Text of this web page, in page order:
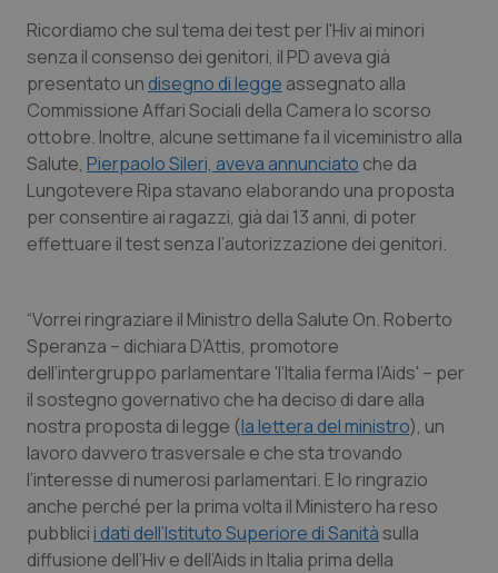
Provincia Autonoma di Bolzano
Provincia Autonoma di Trento
Puglia
Sardegna
Toscana
Umbria
Valle D’Aosta
Veneto
Infezioni & Febbre
Ipertensione & Scompenso
Malattie rare
Malattia di Crohn & Rettocolite Ulcerosa
Obesità
Oftalmologia
Oncodermatologia
Oncoematologia
Ricordiamo che sul tema dei test per l'Hiv ai minori
senza il consenso dei genitori, il PD aveva già
presentato un disegno di legge assegnato alla
Commissione Affari Sociali della Camera lo scorso
ottobre. Inoltre, alcune settimane fa il viceministro alla
Salute, Pierpaolo Sileri, aveva annunciato che da
Lungotevere Ripa stavano elaborando una proposta
per consentire ai ragazzi, già dai 13 anni, di poter
effettuare il test senza l’autorizzazione dei genitori.
“Vorrei ringraziare il Ministro della Salute On. Roberto
Speranza – dichiara D’Attis, promotore
dell’intergruppo parlamentare 'l’Italia ferma l’Aids' – per
il sostegno governativo che ha deciso di dare alla
nostra proposta di legge (la lettera del ministro), un
lavoro davvero trasversale e che sta trovando
l’interesse di numerosi parlamentari. E lo ringrazio
anche perché per la prima volta il Ministero ha reso
pubblicii dati dell’Istituto Superiore di Sanità sulla
diffusione dell’Hiv e dell’Aids in Italia prima della